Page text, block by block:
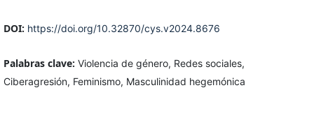
DOI: https://doi.org/10.32870/cys.v2024.8676
Palabras clave: Violencia de género, Redes sociales,
Ciberagresión, Feminismo, Masculinidad hegemónica